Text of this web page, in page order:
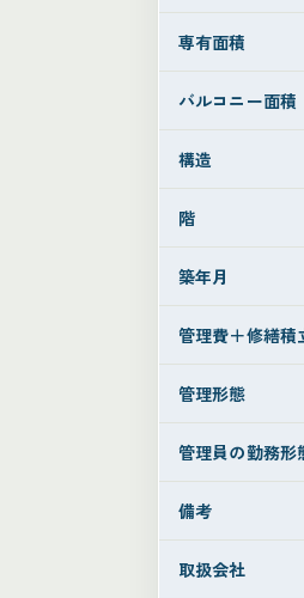
専有面積
バルコニー面積
構造
階
築年月
管理費＋修繕積
管理形態
管理員の勤務形
備考
取扱会社